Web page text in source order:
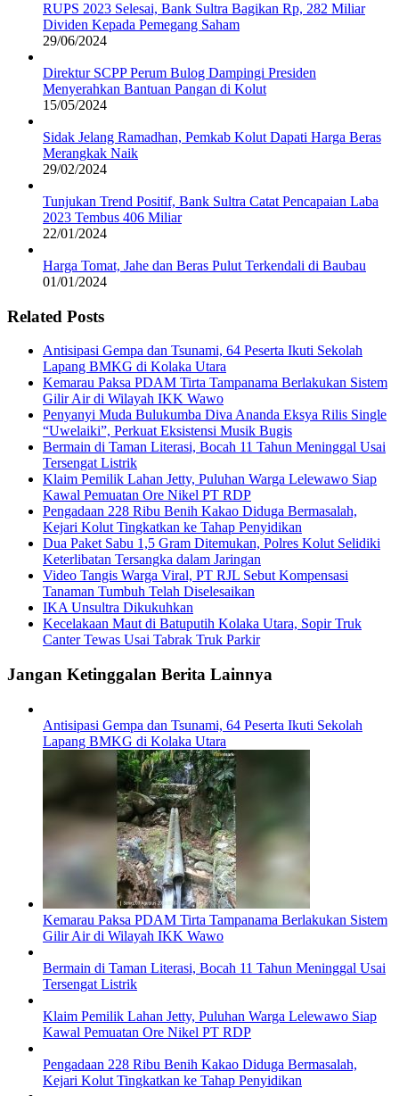
RUPS 2023 Selesai, Bank Sultra Bagikan Rp, 282 Miliar
Dividen Kepada Pemegang Saham
29/06/2024
Direktur SCPP Perum Bulog Dampingi Presiden
Menyerahkan Bantuan Pangan di Kolut
15/05/2024
Sidak Jelang Ramadhan, Pemkab Kolut Dapati Harga Beras
Merangkak Naik
29/02/2024
Tunjukan Trend Positif, Bank Sultra Catat Pencapaian Laba
2023 Tembus 406 Miliar
22/01/2024
Harga Tomat, Jahe dan Beras Pulut Terkendali di Baubau
01/01/2024
Related Posts
Antisipasi Gempa dan Tsunami, 64 Peserta Ikuti Sekolah
Lapang BMKG di Kolaka Utara
Kemarau Paksa PDAM Tirta Tampanama Berlakukan Sistem
Gilir Air di Wilayah IKK Wawo
Penyanyi Muda Bulukumba Diva Ananda Eksya Rilis Single
“Uwelaiki”, Perkuat Eksistensi Musik Bugis
Bermain di Taman Literasi, Bocah 11 Tahun Meninggal Usai
Tersengat Listrik
Klaim Pemilik Lahan Jetty, Puluhan Warga Lelewawo Siap
Kawal Pemuatan Ore Nikel PT RDP
Pengadaan 228 Ribu Benih Kakao Diduga Bermasalah,
Kejari Kolut Tingkatkan ke Tahap Penyidikan
Dua Paket Sabu 1,5 Gram Ditemukan, Polres Kolut Selidiki
Keterlibatan Tersangka dalam Jaringan
Video Tangis Warga Viral, PT RJL Sebut Kompensasi
Tanaman Tumbuh Telah Diselesaikan
IKA Unsultra Dikukuhkan
Kecelakaan Maut di Batuputih Kolaka Utara, Sopir Truk
Canter Tewas Usai Tabrak Truk Parkir
Jangan Ketinggalan Berita Lainnya
Antisipasi Gempa dan Tsunami, 64 Peserta Ikuti Sekolah
Lapang BMKG di Kolaka Utara
Kemarau Paksa PDAM Tirta Tampanama Berlakukan Sistem
Gilir Air di Wilayah IKK Wawo
Bermain di Taman Literasi, Bocah 11 Tahun Meninggal Usai
Tersengat Listrik
Klaim Pemilik Lahan Jetty, Puluhan Warga Lelewawo Siap
Kawal Pemuatan Ore Nikel PT RDP
Pengadaan 228 Ribu Benih Kakao Diduga Bermasalah,
Kejari Kolut Tingkatkan ke Tahap Penyidikan